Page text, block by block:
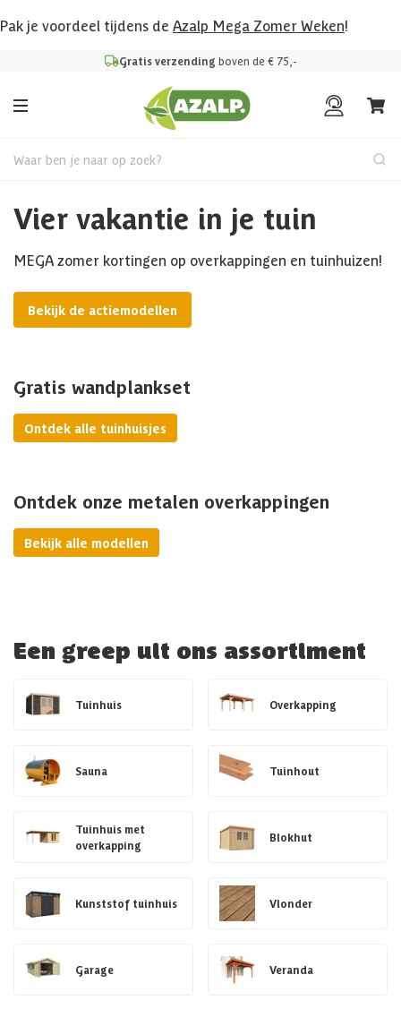
Pak je voordeel tijdens de Azalp Mega Zomer Weken!
Gratis verzending boven de € 75,-
Waar ben je naar op zoek?
Vier vakantie in je tuin
MEGA zomer kortingen op overkappingen en tuinhuizen!
Bekijk de actiemodellen
Gratis wandplankset
Ontdek alle tuinhuisjes
Ontdek onze metalen overkappingen
Bekijk alle modellen
Een greep uit ons assortiment
Tuinhuis Overkapping
Sauna Tuinhout
Tuinhuis met
overkapping
Blokhut
Kunststof tuinhuis Vlonder
Garage Veranda